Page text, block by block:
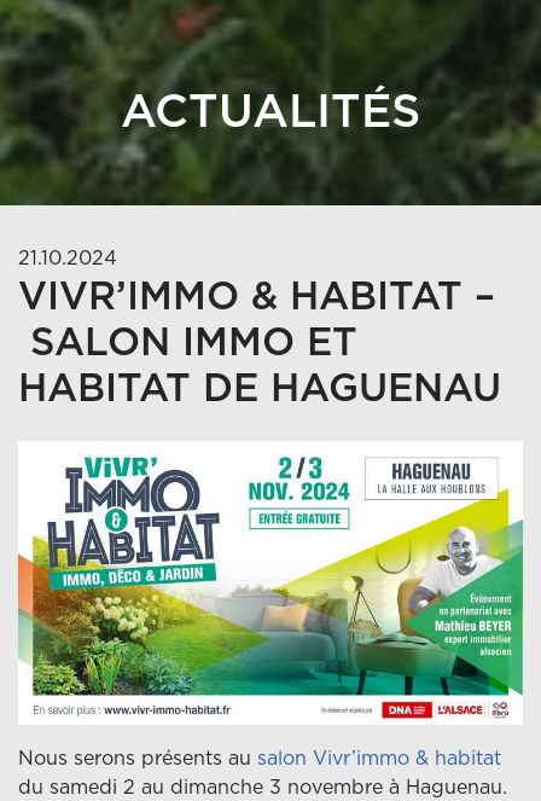
ACTUALITÉS
21.10.2024
VIVR’IMMO & HABITAT –
SALON IMMO ET
HABITAT DE HAGUENAU
Nous serons présents au salon Vivr’immo & habitat
du samedi 2 au dimanche 3 novembre à Haguenau.